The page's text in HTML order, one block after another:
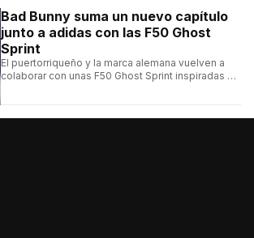
Bad Bunny suma un nuevo capítulo
junto a adidas con las F50 Ghost
Sprint
El puertorriqueño y la marca alemana vuelven a
colaborar con unas F50 Ghost Sprint inspiradas en